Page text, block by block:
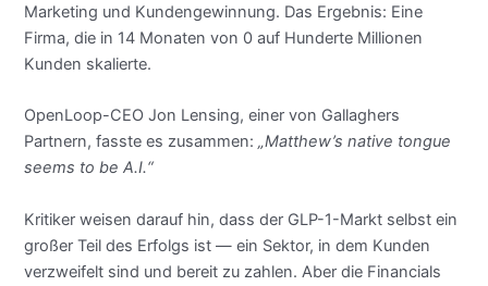
Marketing und Kundengewinnung. Das Ergebnis: Eine
Firma, die in 14 Monaten von 0 auf Hunderte Millionen
Kunden skalierte.
OpenLoop-CEO Jon Lensing, einer von Gallaghers
Partnern, fasste es zusammen:„Matthew’s native tongue
seems to be A.I.“
Kritiker weisen darauf hin, dass der GLP-1-Markt selbst ein
großer Teil des Erfolgs ist — ein Sektor, in dem Kunden
verzweifelt sind und bereit zu zahlen. Aber die Financials